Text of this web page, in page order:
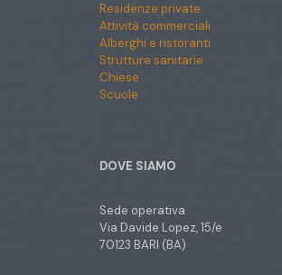
Residenze private
Attività commerciali
Alberghi e ristoranti
Strutture sanitarie
Chiese
Scuole
DOVE SIAMO
Sede operativa
Via Davide Lopez, 15/e
70123 BARI (BA)